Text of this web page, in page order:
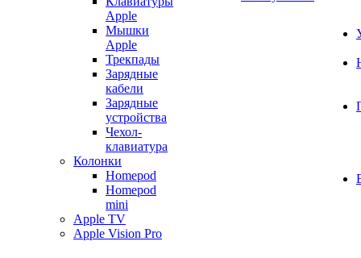
Apple
Мышки
Apple
Трекпады
Зарядные
кабели
Зарядные
устройства
Чехол-
клавиатура
Колонки
Homepod
Homepod
mini
Apple TV
Apple Vision Pro